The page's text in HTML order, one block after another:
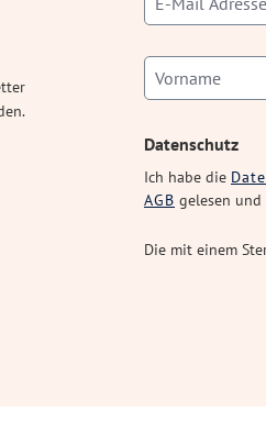
Datenschutz
Ich habe die
AGB gelesen
Die mit einem